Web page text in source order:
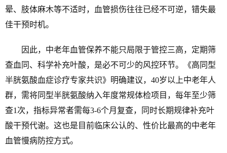
晕、肢体麻木等不适时，血管损伤往往已经不可逆，错失最
佳干预时机。
因此，中老年血管保养不能只局限于管控三高，定期筛
查血同、科学补充叶酸，是必不可少的风控环节。《高同型
半胱氨酸血症诊疗专家共识》明确建议，40岁以上中老年人
群，需将同型半胱氨酸纳入年度常规体检项目，每年至少筛
查1次，指标异常者需每3-6个月复查，同时长期规律补充叶
酸干预代谢。这也是目前临床公认的、性价比最高的中老年
血管慢病防控方式。